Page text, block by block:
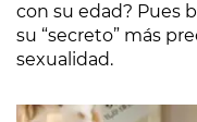
con su edad? Pues
su “secreto” más
sexualidad.